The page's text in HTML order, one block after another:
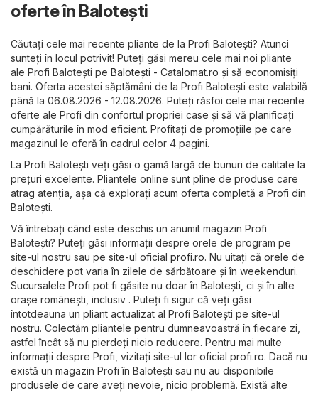
oferte în Baloteşti
Căutați cele mai recente pliante de la Profi Baloteşti? Atunci
sunteți în locul potrivit! Puteți găsi mereu cele mai noi pliante
ale Profi Baloteşti pe Baloteşti - Catalomat.ro și să economisiți
bani. Oferta acestei săptămâni de la Profi Baloteşti este valabilă
până la 06.08.2026 - 12.08.2026. Puteți răsfoi cele mai recente
oferte ale Profi din confortul propriei case și să vă planificați
cumpărăturile în mod eficient. Profitați de promoțiile pe care
magazinul le oferă în cadrul celor 4 pagini.
La Profi Baloteşti veți găsi o gamă largă de bunuri de calitate la
prețuri excelente. Pliantele online sunt pline de produse care
atrag atenția, așa că explorați acum oferta completă a Profi din
Baloteşti.
Vă întrebați când este deschis un anumit magazin Profi
Baloteşti? Puteți găsi informații despre orele de program pe
site-ul nostru sau pe site-ul oficial profi.ro. Nu uitați că orele de
deschidere pot varia în zilele de sărbătoare și în weekenduri.
Sucursalele Profi pot fi găsite nu doar în Baloteşti, ci și în alte
orașe românești, inclusiv . Puteți fi sigur că veți găsi
întotdeauna un pliant actualizat al Profi Baloteşti pe site-ul
nostru. Colectăm pliantele pentru dumneavoastră în fiecare zi,
astfel încât să nu pierdeți nicio reducere. Pentru mai multe
informații despre Profi, vizitați site-ul lor oficial profi.ro. Dacă nu
există un magazin Profi în Baloteşti sau nu au disponibile
produsele de care aveți nevoie, nicio problemă. Există alte